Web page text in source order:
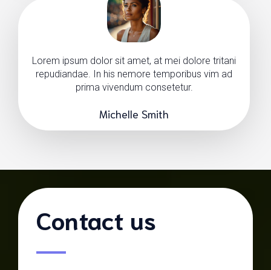
Lorem ipsum dolor sit amet, at mei dolore tritani
repudiandae. In his nemore temporibus vim ad
prima vivendum consetetur.
Michelle Smith
Contact us